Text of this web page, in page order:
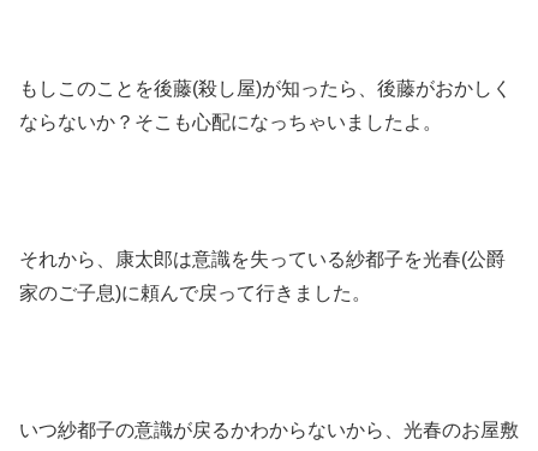
もしこのことを後藤(殺し屋)が知ったら、後藤がおかしく
ならないか？そこも心配になっちゃいましたよ。
それから、康太郎は意識を失っている紗都子を光春(公爵
家のご子息)に頼んで戻って行きました。
いつ紗都子の意識が戻るかわからないから、光春のお屋敷